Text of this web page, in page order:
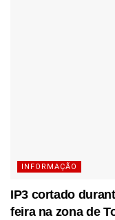
INFORMAÇÃO
IP3 cortado
feira na zona de